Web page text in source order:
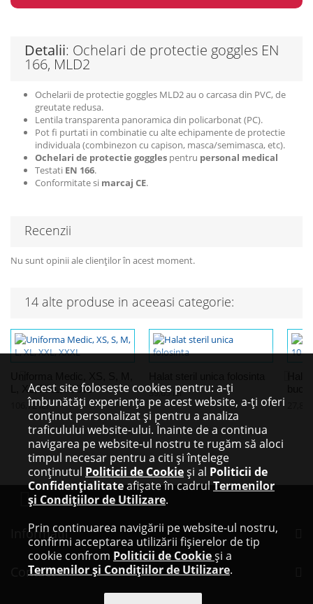
Detalii: Ochelari de protectie goggles EN
166, MLD2
Ochelarii de protectie goggles MLD2 au o carcasa din PVC, de
greutate redusa.
Lentila transparenta panoramica din policarbonat (PC).
Pot fi purtati in combinatie cu alte echipamente de protectie
individuala (combinezon cu capison, masca/semimasca, etc).
Ochelari de protectie goggles pentru personal medical
Testati EN 166.
Conformitate si marcaj CE.
Recenzii
Nu sunt opinii ale clienților în acest moment.
14 alte produse in aceeasi categorie:
L, XL, XXL, XXXL
106,72 lei
39,65 lei
Informaţii
Contact
Acest site folosește cookies pentru: a-ți
îmbunătăți experiența pe acest website, a-ți oferi
conținut personalizat și pentru a analiza
traficulului website-ului. Înainte de a continua
navigarea pe website-ul nostru te rugăm să aloci
timpul necesar pentru a citi și înțelege
conținutul Politicii de Cookieși al Politicii de
Confidențialitateafișate în cadrul Termenilor
și Condițiilor de Utilizare.
Prin continuarea navigării pe website-ul nostru,
confirmi acceptarea utilizării fișierelor de tip
cookie confrom Politicii de Cookieși a
Termenilor și Condițiilor de Utilizare.